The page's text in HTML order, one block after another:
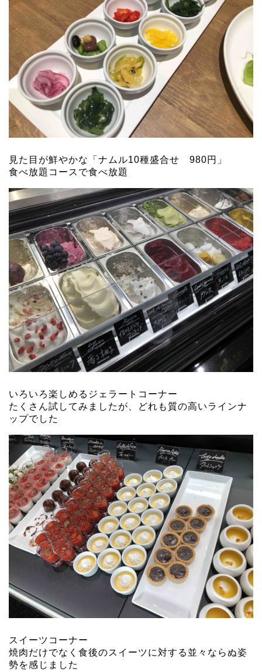
見た目が鮮やかな「ナムル10種盛合せ 980円」
食べ放題コースで食べ放題
いろいろ楽しめるジェラートコーナー
たくさん試してみましたが、どれも質の高いラインナ
ップでした
スイーツコーナー
焼肉だけでなく食後のスイーツに対する並々ならぬ姿
勢を感じました